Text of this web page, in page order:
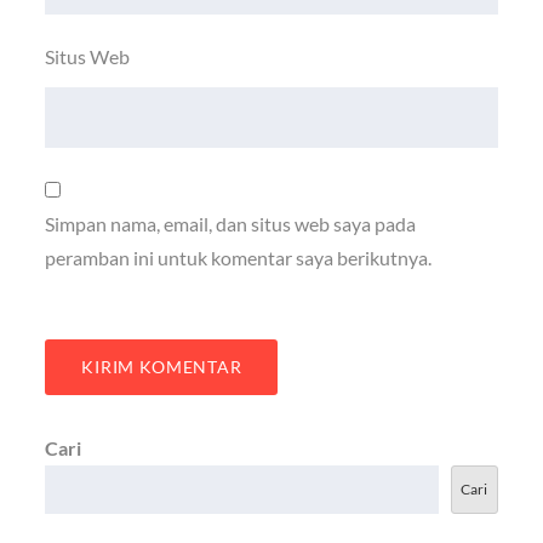
Situs Web
Simpan nama, email, dan situs web saya pada
peramban ini untuk komentar saya berikutnya.
Cari
Cari